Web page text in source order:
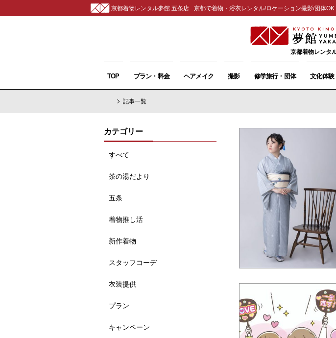
京都着物レンタル夢館 五条店 京都で着物・浴衣レンタル/ロケーション撮影/団体OK
京都着物レンタ
TOP プラン・料金 ヘアメイク 撮影 修学旅行・団体 文化体験
記事一覧
カテゴリー
すべて
茶の湯だより
五条
着物推し活
新作着物
スタッフコーデ
衣装提供
プラン
キャンペーン